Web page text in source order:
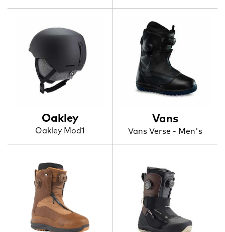
Oakley
Oakley Mod1
Vans
Vans Verse - Men's